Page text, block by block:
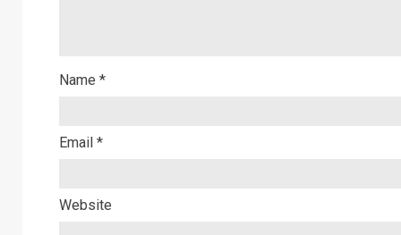
Name *
Email *
Website